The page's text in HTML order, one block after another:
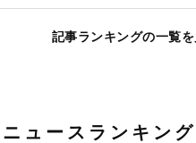
記事ランキングの一覧
ニュースランキング